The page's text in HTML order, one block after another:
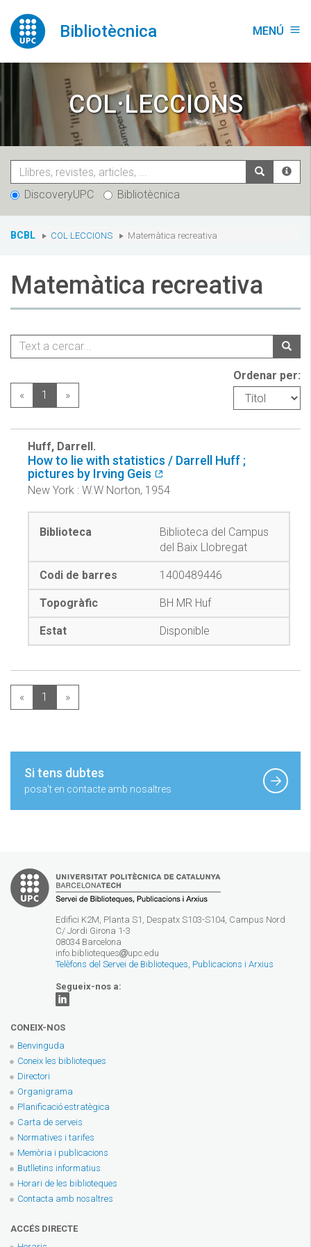
contingut
Bibliotècnica MENÚ menu
COL·LECCIONS
DiscoveryUPC Bibliotècnica
You
BCBL COL·LECCIONS Matemàtica recreativa
Matemàtica recreativa
Ordenar per:
«
1 »
Huff, Darrell.
How to lie with statistics / Darrell Huff ;
pictures by Irving Geis
New York : W.W Norton, 1954
Biblioteca del Campus
del Baix Llobregat
1400489446
BH MR Huf
Disponible
« 1 »
Si tens dubtes
posa't en contacte amb nosaltres
Edifici K2M, Planta S1, Despatx S103-S104, Campus Nord
C/ Jordi Girona 1-3
08034 Barcelona
info.biblioteques
upc.edu
Telèfons del Servei de Biblioteques, Publicacions i Arxius
Segueix-nos a:
CONEIX-NOS
Benvinguda
Coneix les biblioteques
Directori
Organigrama
Planificació estratègica
Carta de serveis
Normatives i tarifes
Memòria i publicacions
Butlletins informatius
Horari de les biblioteques
Contacta amb nosaltres
ACCÉS DIRECTE